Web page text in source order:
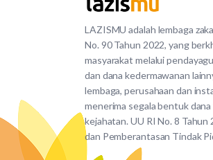
LAZISMU adalah lembaga
No. 90 Tahun 2022, yang
masyarakat melalui
dan dana kedermawanan
lembaga, perusahaan dan
menerima segala bentuk
kejahatan. UU RI No. 8
dan Pemberantasan Tindak